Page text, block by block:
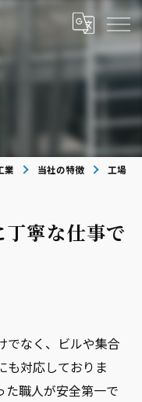
業 当社の特徴 工場
寧な仕事で
でなく、ビルや集合
も対応しておりま
た職人が安全第一で